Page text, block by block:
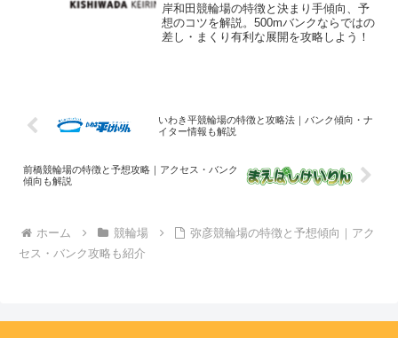
岸和田競輪場の特徴と決まり手傾向、予
想のコツを解説。500mバンクならではの
差し・まくり有利な展開を攻略しよう！
いわき平競輪場の特徴と攻略法｜バンク傾向・ナ
イター情報も解説
前橋競輪場の特徴と予想攻略｜アクセス・バンク
傾向も解説
ホーム 競輪場
弥彦競輪場の特徴と予想傾向｜アク
セス・バンク攻略も紹介